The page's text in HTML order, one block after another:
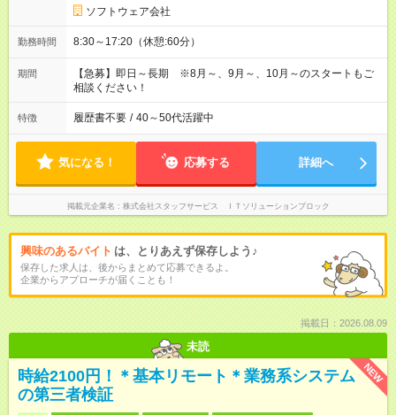
ソフトウェア会社
勤務時間 8:30～17:20（休憩:60分）
期間
【急募】即日～長期 ※8月～、9月～、10月～のスタートもご
相談ください！
特徴 履歴書不要 / 40～50代活躍中
気になる！ 応募する 詳細へ
掲載元企業名 株式会社スタッフサービス ＩＴソリューションブロック
興味のあるバイト は、とりあえず保存しよう♪
保存した求人は、後からまとめて応募できるよ。
企業からアプローチが届くことも！
掲載日：2026.08.09
未読
NEW
時給2100円！＊基本リモート＊業務系システム
の第三者検証